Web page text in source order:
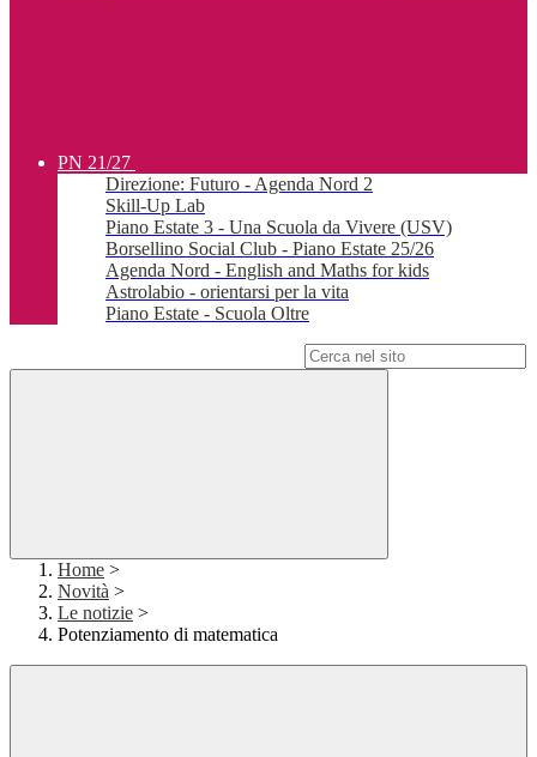
PN 21/27
Direzione: Futuro - Agenda Nord 2
Skill-Up Lab
Piano Estate 3 - Una Scuola da Vivere (USV)
Borsellino Social Club - Piano Estate 25/26
Agenda Nord - English and Maths for kids
Astrolabio - orientarsi per la vita
Piano Estate - Scuola Oltre
Home >
Novità >
Le notizie >
Potenziamento di matematica